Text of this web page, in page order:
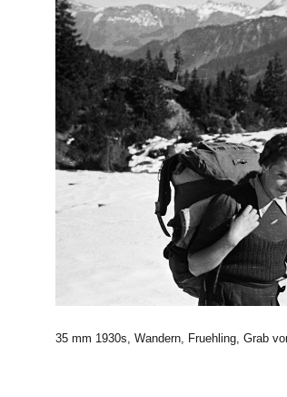
35 mm 1930s, Wandern, Fruehling, Grab